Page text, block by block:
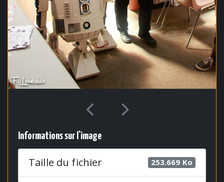
Informations sur l'image
Taille du fichier 253.669 Ko